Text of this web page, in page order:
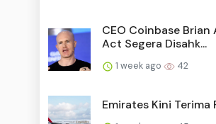
CEO Coinbase
Act Segera Disahk...
1 week ago 42
Emirates Kini Terima